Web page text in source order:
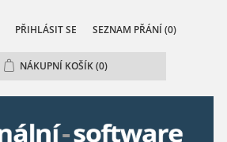
PŘIHLÁSIT SE SEZNAM PŘÁNÍ (0)
NÁKUPNÍ KOŠÍK(0)